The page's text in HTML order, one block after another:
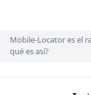
Mobile-Locator es el
qué es así?